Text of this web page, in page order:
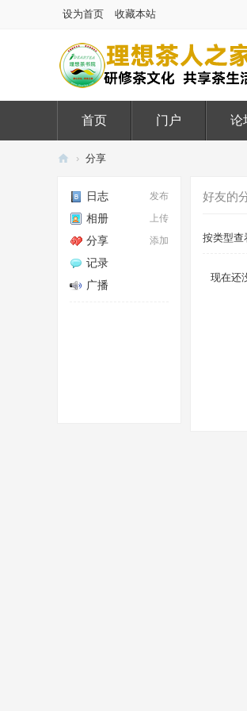
设为首页 收藏本站
首页 门户 论
排行榜
› 分享
发布
日志
上传
相册
添加
分享
记录
广播
好友的
按类型查
现在还